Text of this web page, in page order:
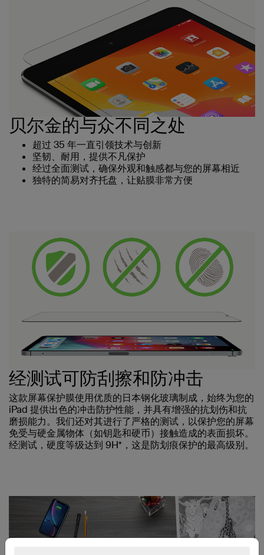
贝尔金的与众不同之处
超过 35 年一直引领技术与创新
坚韧、耐用，提供不凡保护
经过全面测试，确保外观和触感都与您的屏幕相近
独特的简易对齐托盘，让贴膜非常方便
经测试可防刮擦和防冲击
这款屏幕保护膜使用优质的日本钢化玻璃制成，始终为您的
iPad 提供出色的冲击防护性能，并具有增强的抗划伤和抗
磨损能力。我们还对其进行了严格的测试，以保护您的屏幕
免受与硬金属物体（如钥匙和硬币）接触造成的表面损坏。
经测试，硬度等级达到 9H*，这是防划痕保护的最高级别。